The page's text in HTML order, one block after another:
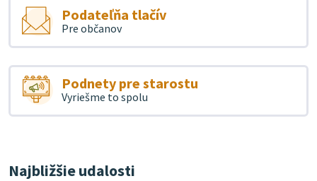
Podateľňa tlačív
Pre občanov
Podnety pre starostu
Vyriešme to spolu
Najbližšie udalosti